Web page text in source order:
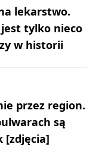
lekarstwo.
tylko nieco
w historii
przez region.
są
[zdjęcia]